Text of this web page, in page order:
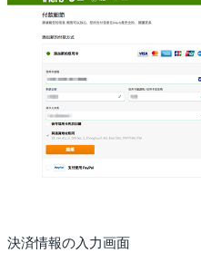
決済情報の入力画面